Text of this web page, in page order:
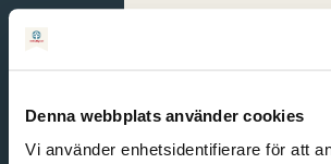
Denna webbplats använder cookies
Vi använder enhetsidentifierare för att